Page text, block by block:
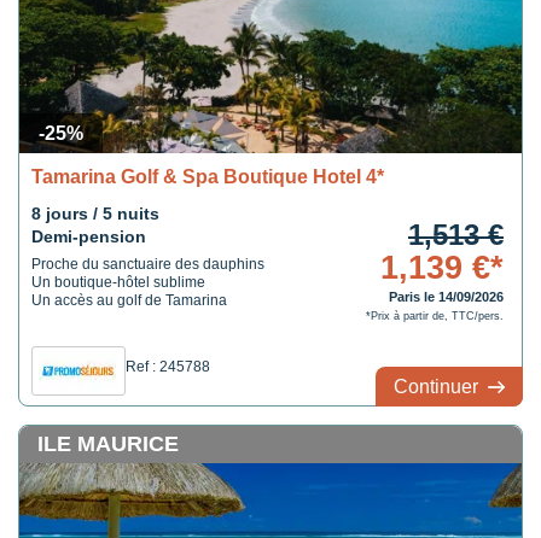
-25%
Tamarina Golf & Spa Boutique Hotel 4*
8 jours / 5 nuits
Demi-pension
Proche du sanctuaire des dauphins
Un boutique-hôtel sublime
Un accès au golf de Tamarina
Ref : 245788
1,513 €
1,139 €*
Paris le 14/09/2026
*Prix à partir de, TTC/pers.
Continuer
ILE MAURICE